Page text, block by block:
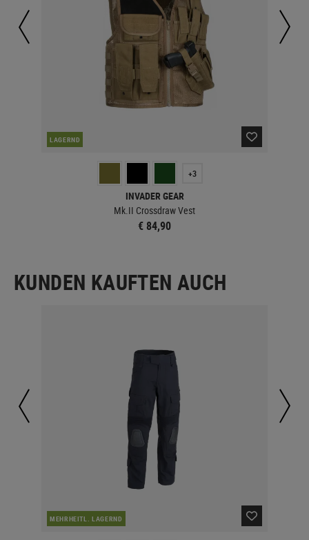
LAGERND
+3
INVADER GEAR
Mk.II Crossdraw Vest
€ 84,90
KUNDEN KAUFTEN AUCH
MEHRHEITL. LAGERND